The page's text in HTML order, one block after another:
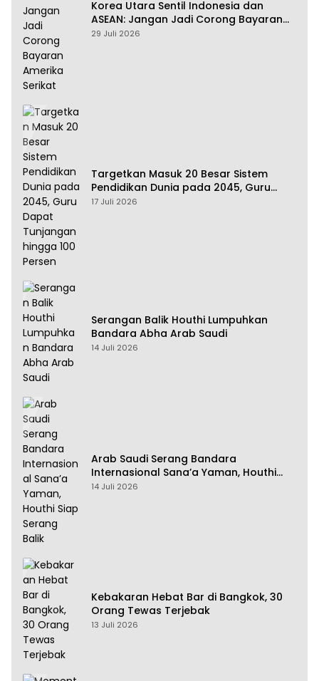
Korea Utara Sentil Indonesia dan
ASEAN: Jangan Jadi Corong Bayaran
Amerika Serikat
29 Juli 2026
Targetkan Masuk 20 Besar Sistem
Pendidikan Dunia pada 2045, Guru
Dapat Tunjangan hingga 100 Persen
17 Juli 2026
Serangan Balik Houthi Lumpuhkan
Bandara Abha Arab Saudi
14 Juli 2026
Arab Saudi Serang Bandara
Internasional Sana’a Yaman, Houthi
Siap Serang Balik
14 Juli 2026
Kebakaran Hebat Bar di Bangkok, 30
Orang Tewas Terjebak
13 Juli 2026